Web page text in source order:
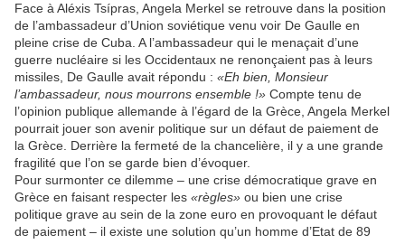
Face à Aléxis Tsípras, Angela Merkel se retrouve dans la position
de l’ambassadeur d’Union soviétique venu voir De Gaulle en
pleine crise de Cuba. A l’ambassadeur qui le menaçait d’une
guerre nucléaire si les Occidentaux ne renonçaient pas à leurs
missiles, De Gaulle avait répondu : «Eh bien, Monsieur
l’ambassadeur, nous mourrons ensemble !» Compte tenu de
l’opinion publique allemande à l’égard de la Grèce, Angela Merkel
pourrait jouer son avenir politique sur un défaut de paiement de
la Grèce. Derrière la fermeté de la chancelière, il y a une grande
fragilité que l’on se garde bien d’évoquer.
Pour surmonter ce dilemme – une crise démocratique grave en
Grèce en faisant respecter les «règles» ou bien une crise
politique grave au sein de la zone euro en provoquant le défaut
de paiement – il existe une solution qu’un homme d’Etat de 89